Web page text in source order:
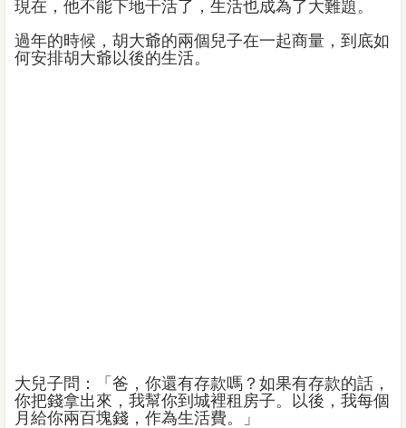
現在，他不能下地干活了，生活也成為了大難題。
過年的時候，胡大爺的兩個兒子在一起商量，到底如
何安排胡大爺以後的生活。
大兒子問：「爸，你還有存款嗎？如果有存款的話，
你把錢拿出來，我幫你到城裡租房子。以後，我每個
月給你兩百塊錢，作為生活費。」